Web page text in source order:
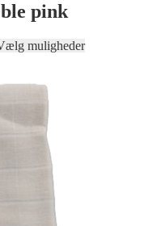
pink
mulighederDette